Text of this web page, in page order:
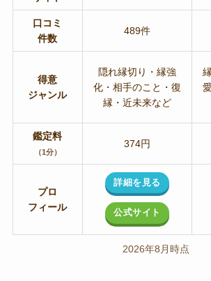
口コミ
件数
489件
得意
ジャンル
隠れ縁切り・縁強
化・相手のこと・復
縁・近未来など
鑑定料
（1分）
374円
プロ
フィール
詳細を見る
公式サイト
2026年8月時点